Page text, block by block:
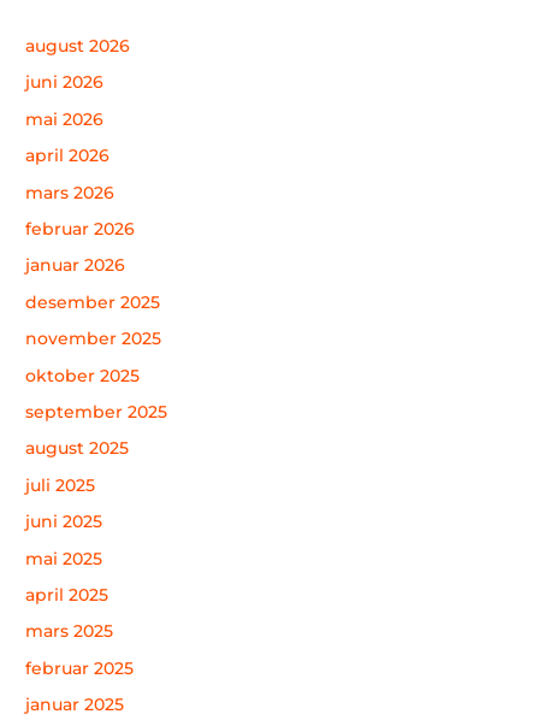
august 2026
juni 2026
mai 2026
april 2026
mars 2026
februar 2026
januar 2026
desember 2025
november 2025
oktober 2025
september 2025
august 2025
juli 2025
juni 2025
mai 2025
april 2025
mars 2025
februar 2025
januar 2025